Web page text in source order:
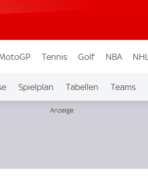
Tennis Golf NBA NHL
Spielplan Tabellen Teams